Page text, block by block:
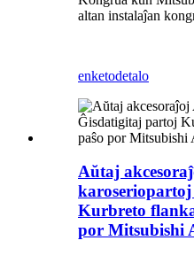
altan instalaĵan
enketodetalo
Aŭtaj
Kurbreto
por Mitsubishi